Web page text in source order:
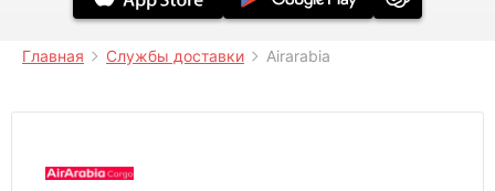
Главная Службы доставки Airarabia